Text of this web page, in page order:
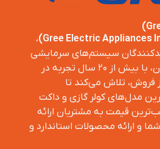
،
سیستم‌های سرمایشی
و تهویه مطبوع در جهان، با بیش از ۲۰ سال تجربه در
تلاش می‌کند تا
مدل‌های کولر گازی و داکت
قیمت به مشتریان ارائه
و ارائه محصولات استاندارد و